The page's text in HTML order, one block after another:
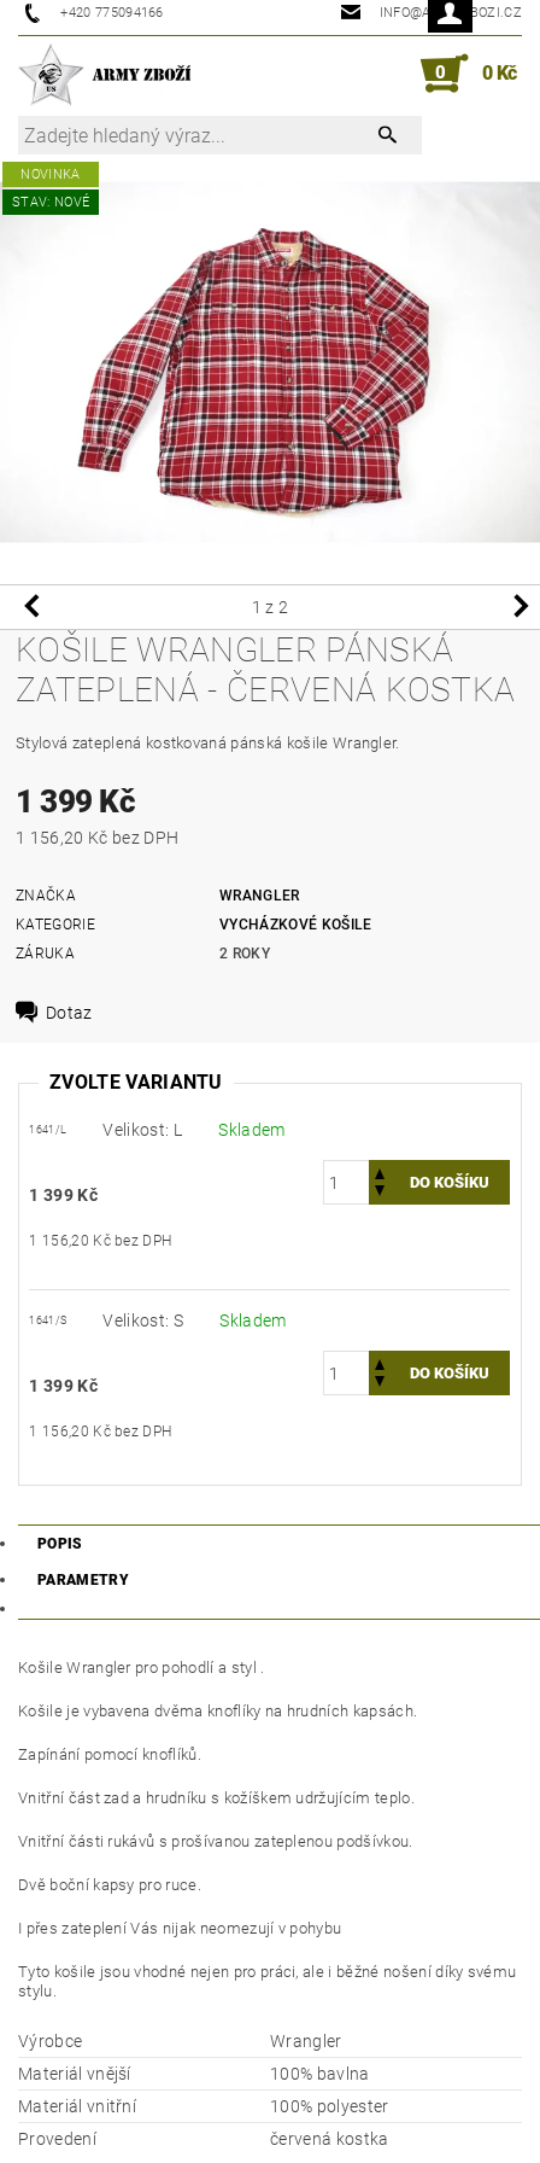
+420 775094166 INFO@ARMYZBOZI.CZ
0 0 Kč
NOVINKA
STAV: NOVÉ
1 z 2
KOŠILE WRANGLER PÁNSKÁ
ZATEPLENÁ - ČERVENÁ KOSTKA
Stylová zateplená kostkovaná pánská košile Wrangler.
1 399 Kč
1 156,20 Kč bez DPH
ZNAČKA
WRANGLER
KATEGORIE
VYCHÁZKOVÉ KOŠILE
ZÁRUKA
2 ROKY
Dotaz
ZVOLTE VARIANTU
1641/L Velikost: L Skladem
1 399 Kč
1 156,20 Kč bez DPH
1641/S Velikost: S Skladem
1 399 Kč
1 156,20 Kč bez DPH
POPIS
PARAMETRY
Košile Wrangler pro pohodlí a styl .
Košile je vybavena dvěma knoflíky na hrudních kapsách.
Zapínání pomocí knoflíků.
Vnitřní část zad a hrudníku s kožíškem udržujícím teplo.
Vnitřní části rukávů s prošívanou zateplenou podšívkou.
Dvě boční kapsy pro ruce.
I přes zateplení Vás nijak neomezují v pohybu
Tyto košile jsou vhodné nejen pro práci, ale i běžné nošení díky svému
stylu.
Výrobce
Wrangler
Materiál vnější
100% bavlna
Materiál vnitřní
100% polyester
Provedení
červená kostka